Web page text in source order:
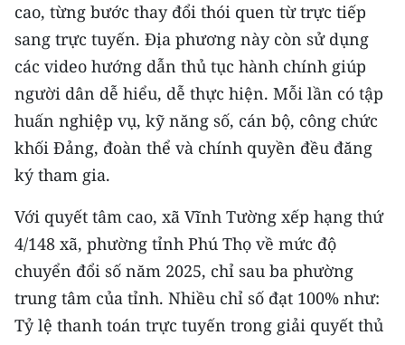
Media Y tế
Media Khoa học - Công nghệ
Media Môi trường
Ảnh
Infographic
TIN MỚI
TIN ĐỊA PHƯƠNG
Trung du và miền núi phía Bắc
cao, từng bước thay đổi thói quen từ trực tiếp
sang trực tuyến. Địa phương này còn sử dụng
các video hướng dẫn thủ tục hành chính giúp
người dân dễ hiểu, dễ thực hiện. Mỗi lần có tập
huấn nghiệp vụ, kỹ năng số, cán bộ, công chức
khối Đảng, đoàn thể và chính quyền đều đăng
ký tham gia.
Với quyết tâm cao, xã Vĩnh Tường xếp hạng thứ
4/148 xã, phường tỉnh Phú Thọ về mức độ
chuyển đổi số năm 2025, chỉ sau ba phường
trung tâm của tỉnh. Nhiều chỉ số đạt 100% như:
Tỷ lệ thanh toán trực tuyến trong giải quyết thủ